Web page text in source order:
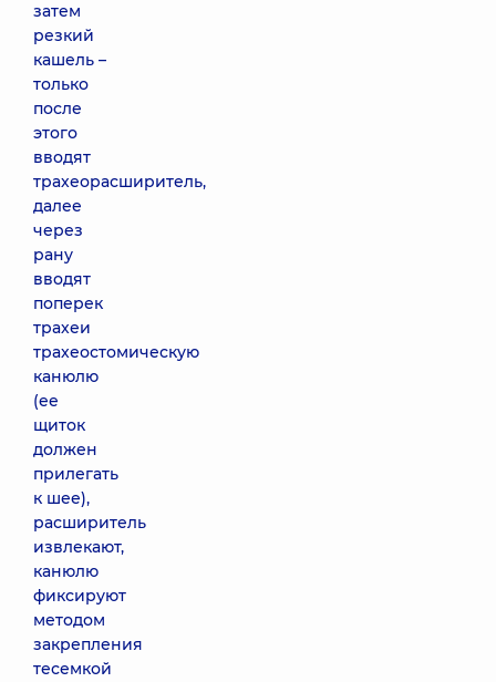
затем
резкий
кашель –
только
после
этого
вводят
трахеорасширитель,
далее
через
рану
вводят
поперек
трахеи
трахеостомическую
канюлю
(ее
щиток
должен
прилегать
к шее),
расширитель
извлекают,
канюлю
фиксируют
методом
закрепления
тесемкой